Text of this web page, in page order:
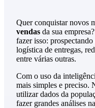
Quer conquistar novos
vendas da sua
fazer isso:
logística de entregas,
entre várias outras.
Com o uso da
mais simples e preciso.
utilizar dados da
fazer grandes análises na